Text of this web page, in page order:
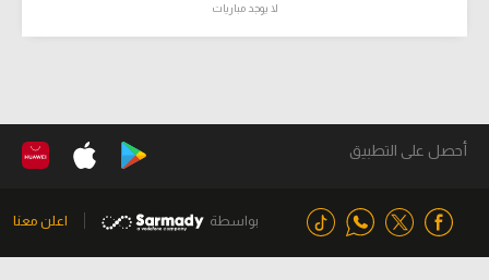
لا يوجد مباريات
أحصل على التطبيق
بواسطة اعلن معنا